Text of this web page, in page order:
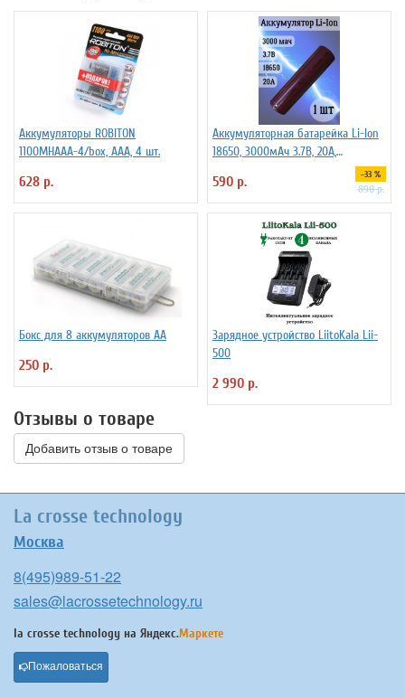
Аккумуляторы ROBITON
1100MHAAA-4/box, ААА, 4 шт.
628 р.
Аккумуляторная батарейка Li-Ion
18650, 3000мАч 3.7В, 20A,
высокомощный, незащищенный
590 р. -33 %
890 р.
Бокс для 8 аккумуляторов АА
250 р.
Зарядное устройство LiitoKala Lii-
500
2 990 р.
Отзывы о товаре
Добавить отзыв о товаре
La crosse technology
Москва
8(495)989-51-22
sales@lacrossetechnology.ru
la crosse technology на Яндекс.Маркете
Пожаловаться